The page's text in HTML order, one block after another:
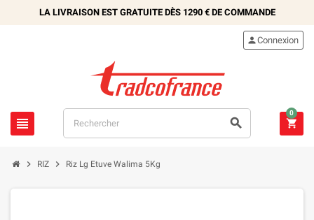
LA LIVRAISON EST GRATUITE DÈS 1290 €DE COMMANDE
 
Connexion

0
 RIZ  Riz Lg Etuve Walima 5Kg